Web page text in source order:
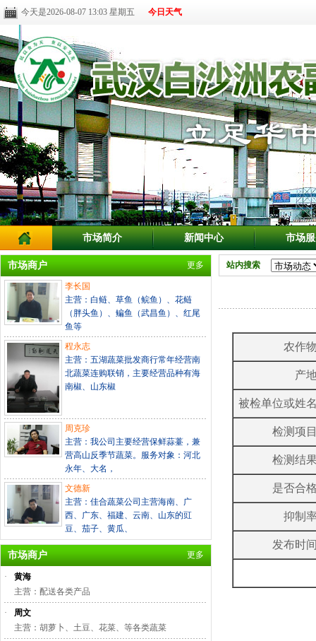
今天是2026-08-07 13:03 星期五 今日天气
市场简介 新闻中心 市场
市场商户 更多
李长国
主营：白鲢、草鱼（鲩鱼）、花鲢
（胖头鱼）、鳊鱼（武昌鱼）、红尾
鱼等
程永志
主营：五湖蔬菜批发商行常年经营南
北蔬菜连购联销，主要经营品种有海
南椒、山东椒
周克珍
主营：我公司主要经营保鲜蒜薹，兼
营高山反季节蔬菜。服务对象：河北
永年、大名，
文德新
主营：佳合蔬菜公司主营海南、广
西、广东、福建、云南、山东的豇
豆、茄子、黄瓜、
市场商户 更多
·
黄海
主营：配送各类产品
·
周文
主营：胡萝卜、土豆、花菜、等各类蔬菜
站内搜索
农作
产
被检单位或姓
检测项
检测结
是否合
抑制
发布时